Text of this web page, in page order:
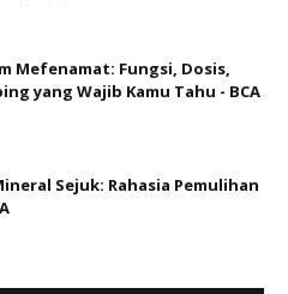
Mefenamat: Fungsi, Dosis,
yang Wajib Kamu Tahu - BCA
Sejuk: Rahasia Pemulihan